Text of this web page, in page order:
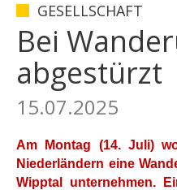
GESELLSCHAFT
Bei
abgestürzt
15.07.2025
Am Montag (14. Juli)
Niederländern eine
Wipptal unternehmen.